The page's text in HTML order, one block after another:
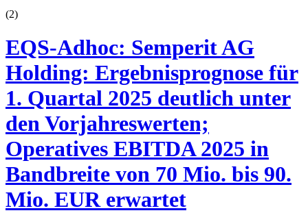
(2)
EQS-Adhoc: Semperit AG
Holding: Ergebnisprognose für
1. Quartal 2025 deutlich unter
den Vorjahreswerten;
Operatives EBITDA 2025 in
Bandbreite von 70 Mio. bis 90.
Mio. EUR erwartet